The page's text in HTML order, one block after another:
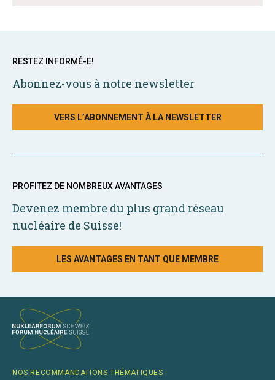
RESTEZ INFORMÉ-E!
Abonnez-vous à notre newsletter
VERS L’ABONNEMENT À LA NEWSLETTER
PROFITEZ DE NOMBREUX AVANTAGES
Devenez membre du plus grand réseau
nucléaire de Suisse!
LES AVANTAGES EN TANT QUE MEMBRE
NOS RECOMMANDATIONS THÉMATIQUES